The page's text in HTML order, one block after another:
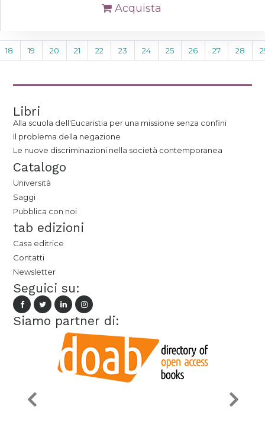
Acquista
18 19 20 21 22 23 24 25 26 27 28
Libri
Alla scuola dell'Eucaristia per una missione senza confini
Il problema della negazione
Le nuove discriminazioni nella società contemporanea
Catalogo
Università
Saggi
Pubblica con noi
tab edizioni
Casa editrice
Contatti
Newsletter
Seguici su:
Siamo partner di: